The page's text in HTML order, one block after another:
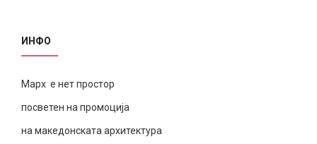
ИНФО
Марх е нет простор
посветен на промоција
на македонската архитектура